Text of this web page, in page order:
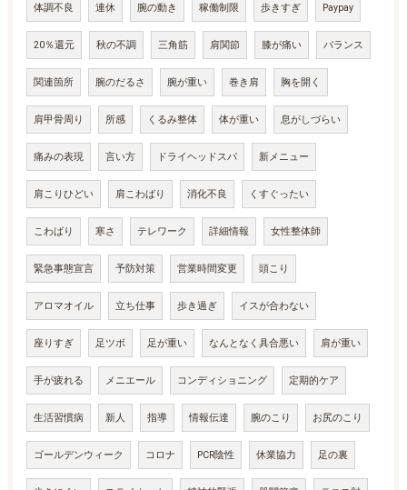
体調不良 連休 腕の動き 稼働制限 歩きすぎ Paypay
20％還元 秋の不調 三角筋 肩関節 膝が痛い バランス
関連箇所 腕のだるさ 腕が重い 巻き肩 胸を開く
肩甲骨周り 所感 くるみ整体 体が重い 息がしづらい
痛みの表現 言い方 ドライヘッドスパ 新メニュー
肩こりひどい 肩こわばり 消化不良 くすぐったい
こわばり 寒さ テレワーク 詳細情報 女性整体師
緊急事態宣言 予防対策 営業時間変更 頭こり
アロマオイル 立ち仕事 歩き過ぎ イスが合わない
座りすぎ 足ツボ 足が重い なんとなく具合悪い 肩が重い
手が疲れる メニエール コンディショニング 定期的ケア
生活習慣病 新人 指導 情報伝達 腕のこり お尻のこり
ゴールデンウィーク コロナ PCR陰性 休業協力 足の裏